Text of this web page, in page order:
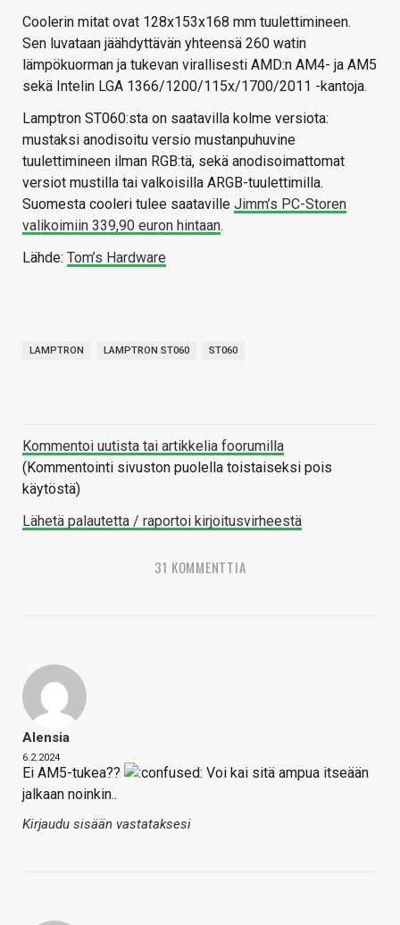
Coolerin mitat ovat 128x153x168 mm tuulettimineen.
Sen luvataan jäähdyttävän yhteensä 260 watin
lämpökuorman ja tukevan virallisesti AMD:n AM4- ja AM5
sekä Intelin LGA 1366/1200/115x/1700/2011 -kantoja.
Lamptron ST060:sta on saatavilla kolme versiota:
mustaksi anodisoitu versio mustanpuhuvine
tuulettimineen ilman RGB:tä, sekä anodisoimattomat
versiot mustilla tai valkoisilla ARGB-tuulettimilla.
Suomesta cooleri tulee saataville Jimm’s PC-Storen
valikoimiin 339,90 euron hintaan.
Lähde: Tom’s Hardware
LAMPTRON LAMPTRON ST060 ST060
Kommentoi uutista tai artikkelia foorumilla
(Kommentointi sivuston puolella toistaiseksi pois
käytöstä)
Lähetä palautetta / raportoi kirjoitusvirheestä
31 KOMMENTTIA
Alensia
6.2.2024
Ei AM5-tukea??
Voi kai sitä ampua itseään
jalkaan noinkin..
Kirjaudu sisään vastataksesi